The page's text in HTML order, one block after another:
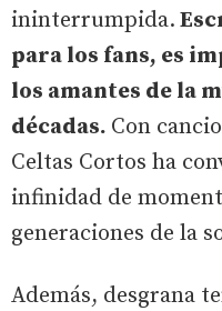
ininterrumpida.
para los fans, es
los amantes de la
décadas. Con
Celtas Cortos ha
infinidad de
generaciones de la
Además, desgrana